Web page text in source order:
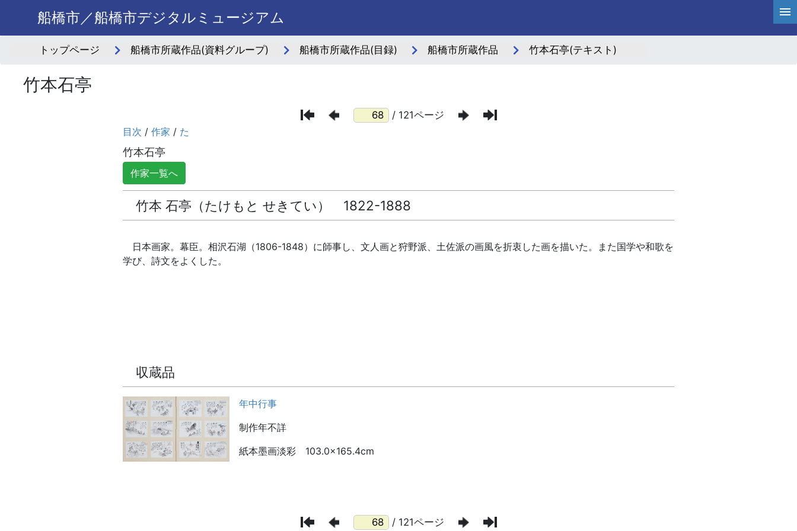
船橋市／船橋市デジタルミュージアム
トップページ 船橋市所蔵作品(資料グループ) 船橋市所蔵作品(目録) 船橋市所蔵作品 竹本石亭(テキスト)
竹本石亭
/ 121ページ
/ 121ページ